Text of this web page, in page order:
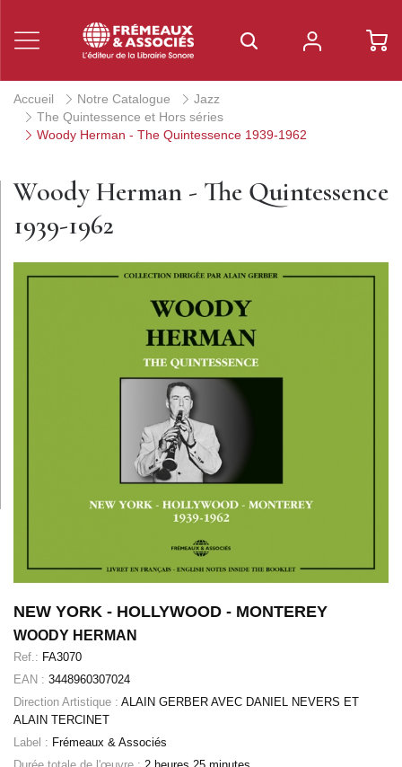
Accueil Notre Catalogue
Jazz
The Quintessence et Hors séries
Woody Herman - The Quintessence 1939-1962
Woody Herman - The Quintessence
1939-1962
NEW YORK - HOLLYWOOD - MONTEREY
WOODY HERMAN
Ref.: FA3070
EAN : 3448960307024
Direction Artistique : ALAIN GERBER AVEC DANIEL NEVERS ET
ALAIN TERCINET
Label : Frémeaux & Associés